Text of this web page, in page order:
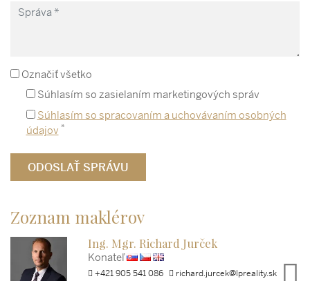
Označiť všetko
Súhlasím so zasielaním marketingových správ
Súhlasím so spracovaním a uchovávaním osobných
údajov *
Zoznam maklérov
Ing. Mgr. Richard Jurček
Konateľ
+421 905 541 086
richard.jurcek@lpreality.sk